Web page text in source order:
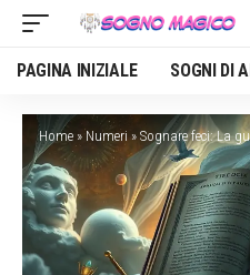
PAGINA INIZIALE SOGNI DI
Home » Numeri»Sognare feci: La